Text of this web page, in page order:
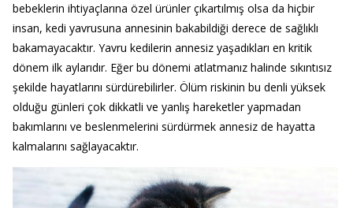
bebeklerin ihtiyaçlarına özel ürünler çıkartılmış olsa da hiçbir
insan, kedi yavrusuna annesinin bakabildiği derece de sağlıklı
bakamayacaktır. Yavru kedilerin annesiz yaşadıkları en kritik
dönem ilk aylarıdır. Eğer bu dönemi atlatmanız halinde sıkıntısız
şekilde hayatlarını sürdürebilirler. Ölüm riskinin bu denli yüksek
olduğu günleri çok dikkatli ve yanlış hareketler yapmadan
bakımlarını ve beslenmelerini sürdürmek annesiz de hayatta
kalmalarını sağlayacaktır.